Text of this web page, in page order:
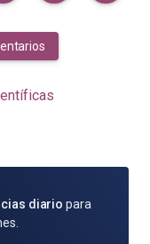
diario para